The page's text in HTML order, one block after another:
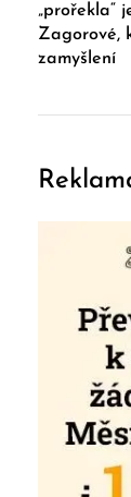
„prořekla“
Zagorové,
zamyšlení